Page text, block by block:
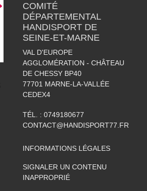
COMITÉ
DÉPARTEMENTAL
HANDISPORT DE
SEINE-ET-MARNE
VAL D'EUROPE
AGGLOMÉRATION - CHÂTEAU
DE CHESSY BP40
77701 MARNE-LA-VALLÉE
CEDEX4
TÉL. : 0749180677
CONTACT@HANDISPORT77.FR
INFORMATIONS LÉGALES
SIGNALER UN CONTENU
INAPPROPRIÉ